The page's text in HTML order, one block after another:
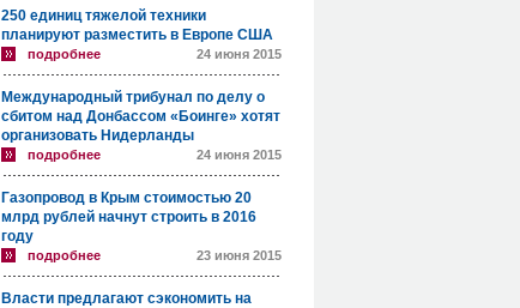
250 единиц тяжелой техники
планируют разместить в Европе США
подробнее 24 июня 2015
Международный трибунал по делу о
сбитом над Донбассом «Боинге» хотят
организовать Нидерланды
подробнее 24 июня 2015
Газопровод в Крым стоимостью 20
млрд рублей начнут строить в 2016
году
подробнее 23 июня 2015
Власти предлагают сэкономить на